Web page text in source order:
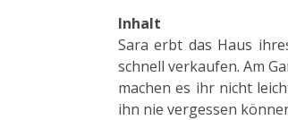
Inhalt
Sara erbt das Haus
schnell verkaufen. Am
machen es ihr nicht
ihn nie vergessen